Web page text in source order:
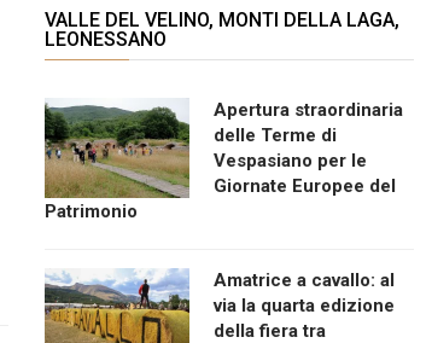
VALLE DEL VELINO, MONTI DELLA LAGA,
LEONESSANO
Apertura straordinaria
delle Terme di
Vespasiano per le
Giornate Europee del
Patrimonio
Amatrice a cavallo: al
via la quarta edizione
della fiera tra